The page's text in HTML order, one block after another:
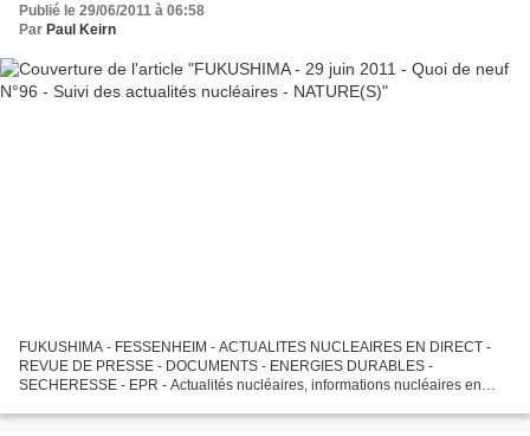
Publié le 29/06/2011 à 06:58
Par Paul Keirn
FUKUSHIMA - FESSENHEIM - ACTUALITES NUCLEAIRES EN DIRECT -
REVUE DE PRESSE - DOCUMENTS - ENERGIES DURABLES -
SECHERESSE - EPR - Actualités nucléaires, informations nucléaires en
Fukushima",...